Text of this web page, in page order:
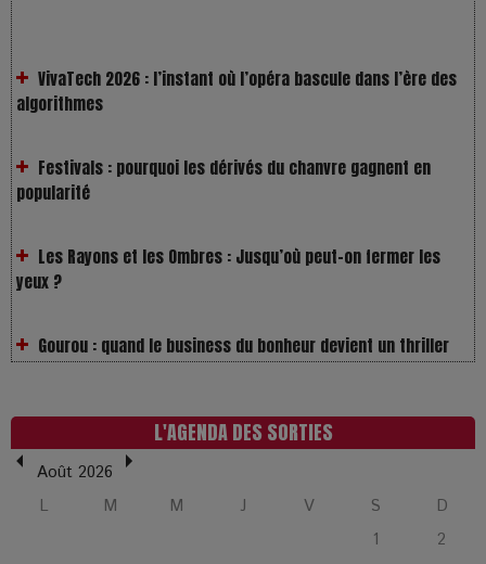
LOL 2.0 : aimer, grandir et se comprendre à l’ère des
L’Affaire Bojarski : entre faux billets et vraie tragédie
humaine
L’or blanc à la croisée des chemins : Rumilly interroge
L'AGENDA DES SORTIES
Août 2026
L
M M J V S
D
1
2